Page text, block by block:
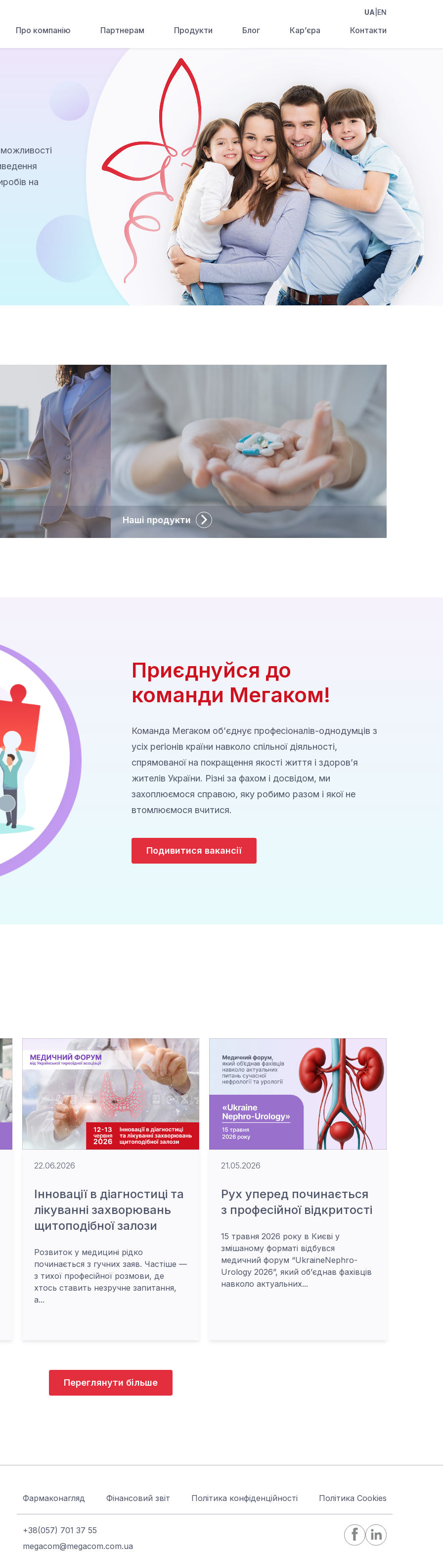
UA EN
Про компанію Партнерам Продукти Блог Кар’єра Контакти
на
Наші продукти
Приєднуйся до
команди Мегаком!
Команда Мегаком об’єднує професіоналів-однодумців з
усіх регіонів країни навколо спільної діяльності,
спрямованої на покращення якості життя і здоров’я
жителів України. Різні за фахом і досвідом, ми
захоплюємося справою, яку робимо разом і якої не
втомлюємося вчитися.
Подивитися вакансії
22.06.2026
Інновації в діагностиці та
лікуванні захворювань
щитоподібної залози
Розвиток у медицині рідко
починається з гучних заяв. Частіше —
з тихої професійної розмови, де
хтось ставить незручне запитання,
а...
21.05.2026
Рух уперед починається
з професійної відкритості
15 травня 2026 року в Києві у
змішаному форматі відбувся
медичний форум “UkraineNephro-
Urology 2026”, який об’єднав фахівців
навколо актуальних...
Переглянути більше
Фармаконагляд Фінансовий звіт Політика конфіденційності Політика Cookies
+38(057) 701 37 55
megacom@megacom.com.ua